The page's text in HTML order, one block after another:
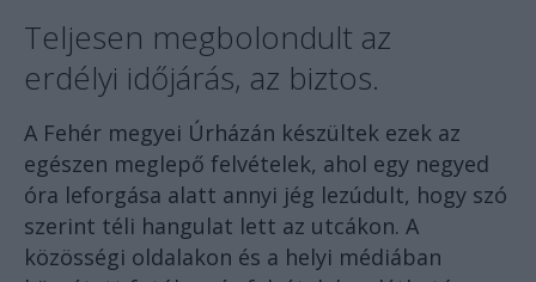
Teljesen megbolondult az
erdélyi időjárás, az biztos.
A Fehér megyei Úrházán készültek ezek az
egészen meglepő felvételek, ahol egy negyed
óra leforgása alatt annyi jég lezúdult, hogy szó
szerint téli hangulat lett az utcákon. A
közösségi oldalakon és a helyi médiában